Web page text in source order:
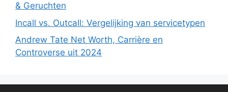
& Geruchten
Incall vs. Outcall: Vergelijking van servicetypen
Andrew Tate Net Worth, Carrière en
Controverse uit 2024